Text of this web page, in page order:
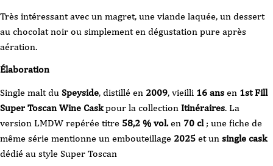
Très intéressant avec un magret, une viande laquée, un dessert
au chocolat noir ou simplement en dégustation pure après
aération.
Élaboration
Single malt du Speyside, distillé en 2009, vieilli 16 ans en 1st Fill
Super Toscan Wine Caskpour la collection Itinéraires. La
version LMDW repérée titre 58,2 % vol.en 70 cl; une fiche de
même série mentionne un embouteillage 2025 et un single cask
dédié au style Super Toscan